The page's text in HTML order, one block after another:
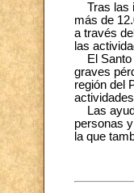
Tras las
más de
a través
las
El Santo
graves
región del
Las
personas
la que